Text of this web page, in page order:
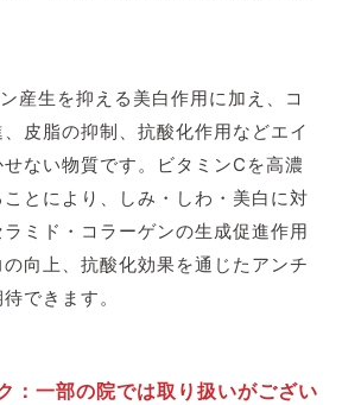
産生を抑える美白作用に加え、コ
皮脂の抑制、抗酸化作用などエイ
ない物質です。ビタミンCを高濃
とにより、しみ・しわ・美白に対
ミド・コラーゲンの生成促進作用
向上、抗酸化効果を通じたアンチ
できます。
：一部の院では取り扱いがござい